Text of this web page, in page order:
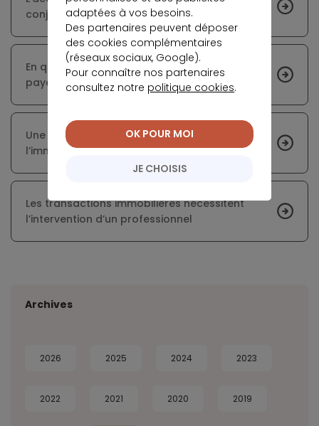
conjoncture favorable
En quoi consistent les charges financières
payées aux notaires ?
Une clause « satisfait ou remboursé » dans
l’immobilier : un argument de poids
Les transactions immobilières nécessitent
l’intervention d’un professionnel
Archives
2026 2025 2024 2023
2022 2021 2020 2019
adaptées à vos besoins.
Des partenaires peuvent déposer
des cookies complémentaires
(réseaux sociaux, Google).
Pour connaître nos partenaires
consultez notre politique cookies.
JE CHOISIS
OK POUR MOI